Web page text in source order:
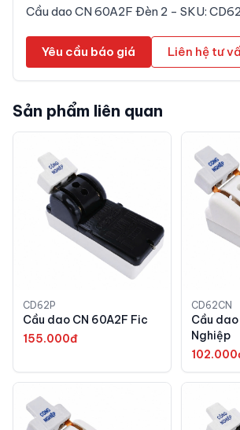
Cầu dao CN 60A2F Đèn 2 - SKU:
Yêu cầu báo giá Liên hệ tư
Sản phẩm liên quan
CD62P
Cầu dao CN 60A2F Fic
155.000đ
CD62CN
Cầu
Nghiệp